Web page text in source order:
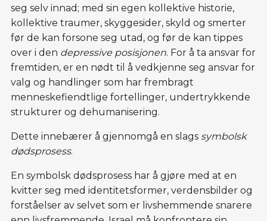
seg selv innad; med sin egen kollektive historie,
kollektive traumer, skyggesider, skyld og smerter
før de kan forsone seg utad, og før de kan tippes
over i den depressive posisjonen. For å ta ansvar for
fremtiden, er en nødt til å vedkjenne seg ansvar for
valg og handlinger som har frembragt
menneskefiendtlige fortellinger, undertrykkende
strukturer og dehumanisering.
Dette innebærer å gjennomgå en slags symbolsk
dødsprosess.
En symbolsk dødsprosess har å gjøre med at en
kvitter seg med identitetsformer, verdensbilder og
forståelser av selvet som er livshemmende snarere